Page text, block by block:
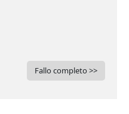
Fallo completo >>